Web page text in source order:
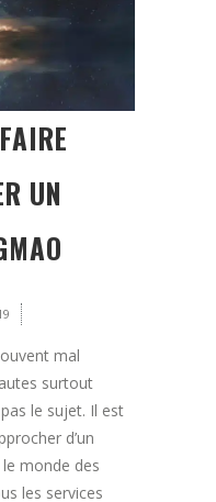
UN
mal
surtout
le sujet. Il est
d’un
monde des
les services